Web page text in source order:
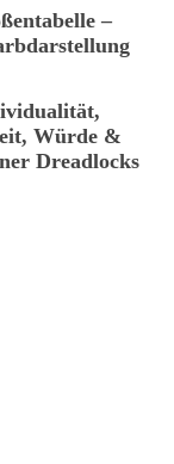
–
Würde &
Dreadlocks